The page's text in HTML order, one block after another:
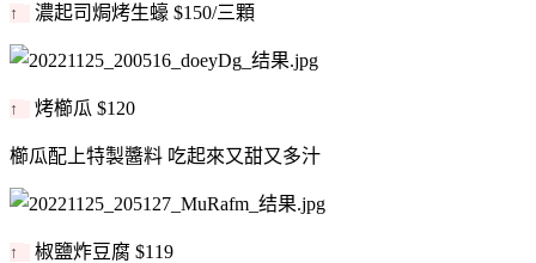
↑ 濃起司焗烤生蠔 $150/三顆
↑ 烤櫛瓜 $120
櫛瓜配上特製醬料 吃起來又甜又多汁
↑ 椒鹽炸豆腐 $119